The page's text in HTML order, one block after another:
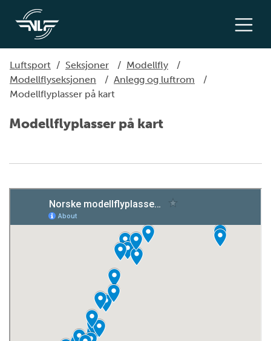
Luftsport / Seksjoner / Modellfly
/
Modellflyseksjonen
/ Anlegg og luftrom
/
Modellflyplasser på kart
Modellflyplasser på kart